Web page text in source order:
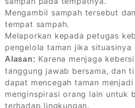
Mengambil sampah tersebut
tempat sampah.
Melaporkan kepada petugas
pengelola taman jika situasinya
Alasan: Karena menjaga
tanggung jawab bersama, dan
dapat mencegah taman
menginspirasi orang lain untuk
terhadap lingkungan.